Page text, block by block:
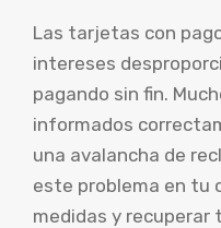
Las tarjetas con
intereses
pagando sin fin.
informados
una avalancha de
este problema en tu
medidas y recuperar